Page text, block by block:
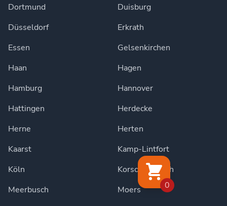
0
Dortmund
Duisburg
Düsseldorf
Erkrath
Essen
Gelsenkirchen
Haan
Hagen
Hamburg
Hannover
Hattingen
Herdecke
Herne
Herten
Kaarst
Kamp-Lintfort
Köln
Korschenbroich
Meerbusch
Moers